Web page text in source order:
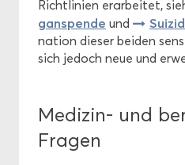
Richt­li­ni­en er­ar­bei­tet,
gan­spen­de und
na­ti­on die­ser bei­den
sich je­doch neue und
Medizin-​ und
Fra­gen